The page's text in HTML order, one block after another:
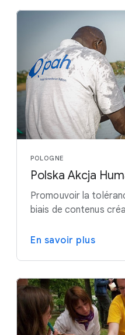
POLOGNE
Polska Akcja
Promouvoir la
biais de contenus
En savoir plus